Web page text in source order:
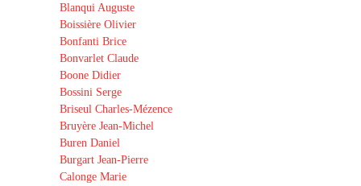
Blanqui Auguste
Boissière Olivier
Bonfanti Brice
Bonvarlet Claude
Boone Didier
Bossini Serge
Briseul Charles-Mézence
Bruyère Jean-Michel
Buren Daniel
Burgart Jean-Pierre
Calonge Marie